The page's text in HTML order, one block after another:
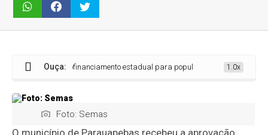
Ouça:
plano de cofinanciamento estadual para população em situação de rua
1.0x
Foto: Semas
O município de Parauapebas recebeu a aprovação,